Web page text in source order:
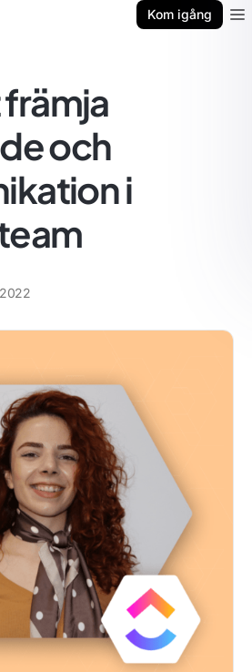
Kom igång
och
i